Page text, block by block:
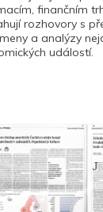
finančním
rozhovory s
a analýzy
událostí.